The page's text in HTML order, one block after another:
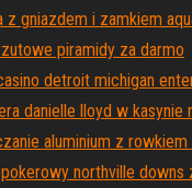
z gniazdem i zamkiem
piramidy za darmo
detroit michigan
danielle lloyd w kasynie
aluminium z
northville downs